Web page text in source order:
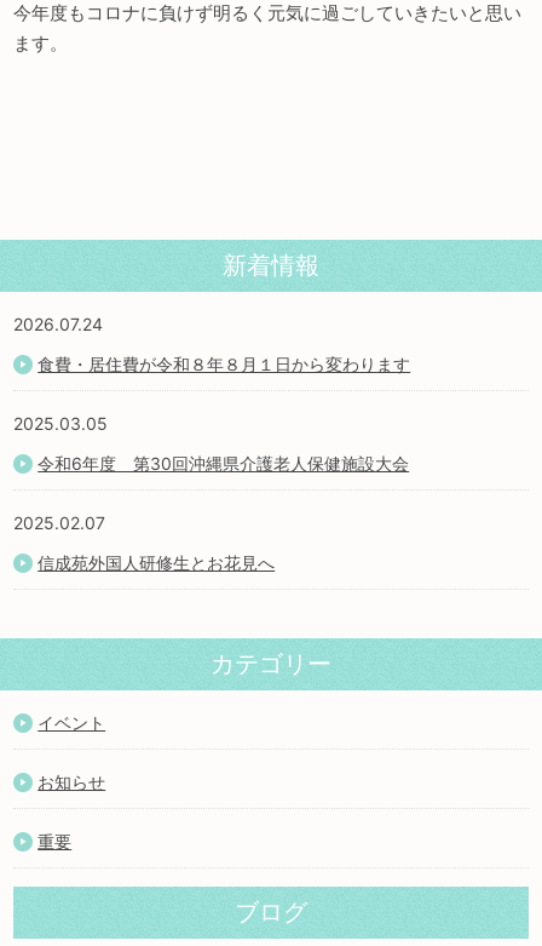
今年度もコロナに負けず明るく元気に過ごしていきたいと思い
ます。
新着情報
2026.07.24
食費・居住費が令和８年８月１日から変わります
2025.03.05
令和6年度 第30回沖縄県介護老人保健施設大会
2025.02.07
信成苑外国人研修生とお花見へ
カテゴリー
イベント
お知らせ
重要
ブログ